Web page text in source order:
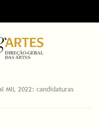
MIL 2022: candidaturas